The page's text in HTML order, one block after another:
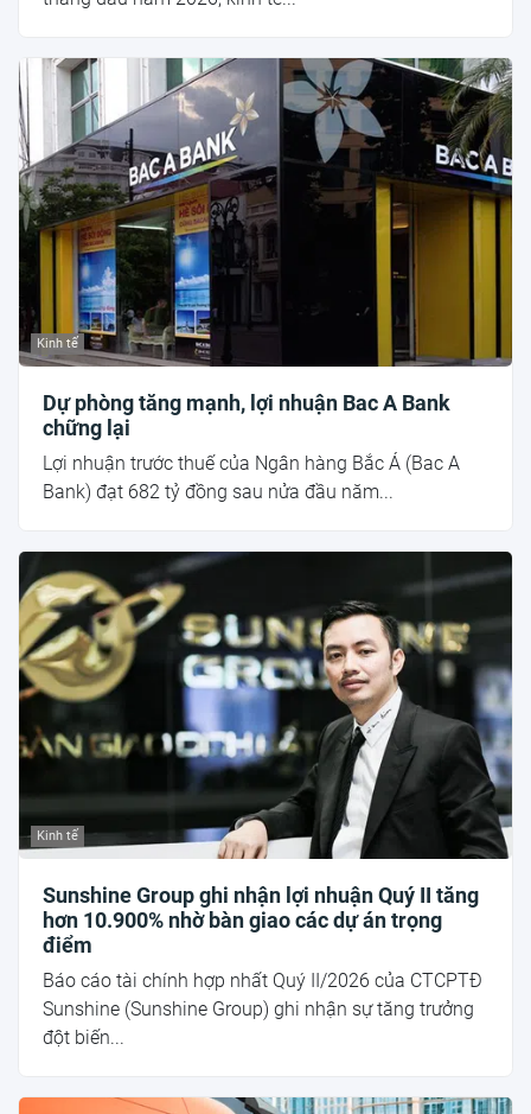
Kinh tế
Dự phòng tăng mạnh, lợi nhuận Bac A Bank
chững lại
Lợi nhuận trước thuế của Ngân hàng Bắc Á (Bac A
Bank) đạt 682 tỷ đồng sau nửa đầu năm...
Kinh tế
Sunshine Group ghi nhận lợi nhuận Quý II tăng
hơn 10.900% nhờ bàn giao các dự án trọng
điểm
Báo cáo tài chính hợp nhất Quý II/2026 của CTCPTĐ
Sunshine (Sunshine Group) ghi nhận sự tăng trưởng
đột biến...